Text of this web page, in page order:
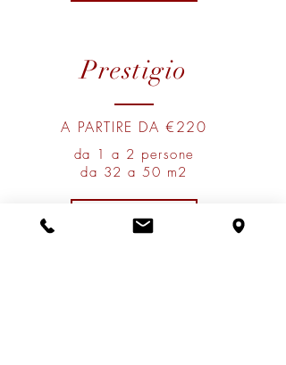
Prestigio
A PARTIRE DA €220
da 1 a 2 persone
da 32 a 50 m2
Prenotazione